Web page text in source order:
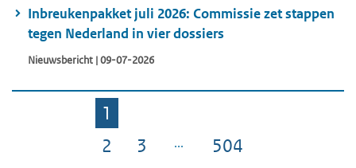
Inbreukenpakket juli 2026: Commissie zet stappen
tegen Nederland in vier dossiers
Nieuwsbericht | 09-07-2026
Pagina
1
Pagina
2 Pagina
3 Pagina
504